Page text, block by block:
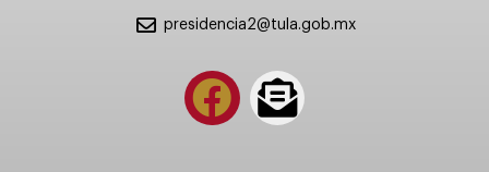
presidencia2@tula.gob.mx